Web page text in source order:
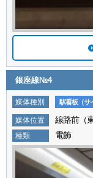
銀座線№4
媒体種別 駅看板（サ
媒体位置 線路前（
種類 電飾